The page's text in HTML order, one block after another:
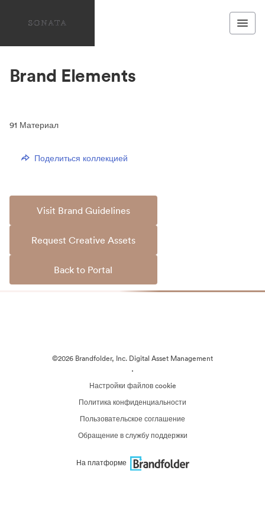
Brand Elements
91 Материал
Поделиться коллекцией
Visit Brand Guidelines
Request Creative Assets
Back to Portal
©2026 Brandfolder, Inc. Digital Asset Management
·
Настройки файлов cookie
Политика конфиденциальности
Пользовательское соглашение
Обращение в службу поддержки
На платформе